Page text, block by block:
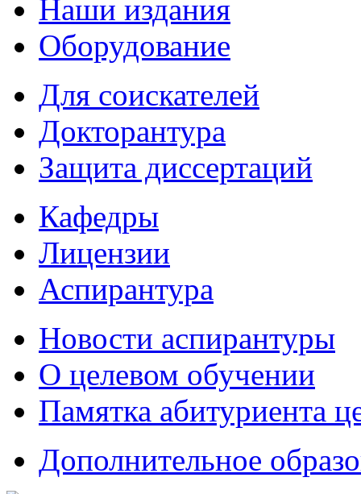
Наши издания
Оборудование
Для соискателей
Докторантура
Защита диссертаций
Кафедры
Лицензии
Аспирантура
Новости аспирантуры
О целевом обучении
Памятка абитуриента
Дополнительное